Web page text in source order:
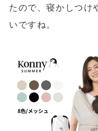
たので、寝かしつけ
いですね。